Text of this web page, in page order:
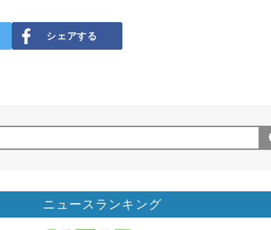
シェアする
ニュースランキング